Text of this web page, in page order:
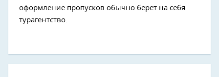
оформление пропусков обычно берет на себя
турагентство.